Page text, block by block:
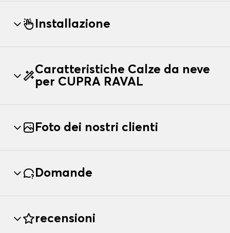
Installazione
Caratteristiche Calze da neve
per CUPRA RAVAL
Foto dei nostri clienti
Domande
recensioni